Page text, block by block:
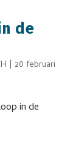
de
| 20 februari